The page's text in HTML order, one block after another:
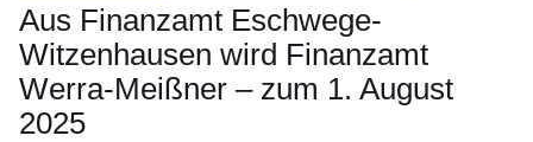
Aus Finanzamt Eschwege-
Witzenhausen wird Finanzamt
Werra-Meißner – zum 1. August
2025